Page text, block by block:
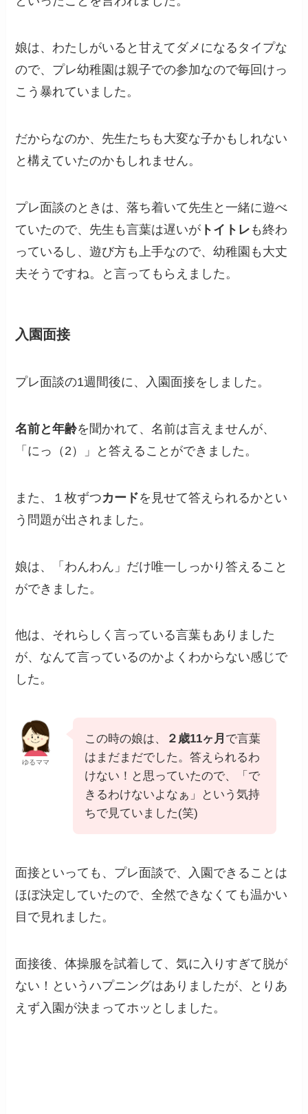
娘は、わたしがいると甘えてダメになるタイプな
ので、プレ幼稚園は親子での参加なので毎回けっ
こう暴れていました。
だからなのか、先生たちも大変な子かもしれない
と構えていたのかもしれません。
プレ面談のときは、落ち着いて先生と一緒に遊べ
ていたので、先生も言葉は遅いが トイトレ も終わ
っているし、遊び方も上手なので、幼稚園も大丈
夫そうですね。と言ってもらえました。
入園面接
プレ面談の1週間後に、入園面接をしました。
名前と年齢を聞かれて、名前は言えませんが、
「にっ（2）」と答えることができました。
また、１枚ずつカードを見せて答えられるかとい
う問題が出されました。
娘は、「わんわん」だけ唯一しっかり答えること
ができました。
他は、それらしく言っている言葉もありました
が、なんて言っているのかよくわからない感じで
した。
ゆるママ
この時の娘は、 ２歳11ヶ月 で言葉
はまだまだでした。答えられるわ
けない！と思っていたので、「で
きるわけないよなぁ」という気持
ちで見ていました(笑)
面接といっても、プレ面談で、入園できることは
ほぼ決定していたので、全然できなくても温かい
目で見れました。
面接後、体操服を試着して、気に入りすぎて脱が
ない！というハプニングはありましたが、とりあ
えず入園が決まってホッとしました。